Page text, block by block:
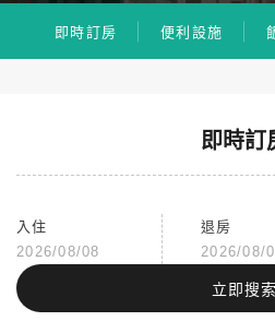
即時訂房 便利設施
即時訂
入住
2026/08/08
退房
2026/08/
立即搜索